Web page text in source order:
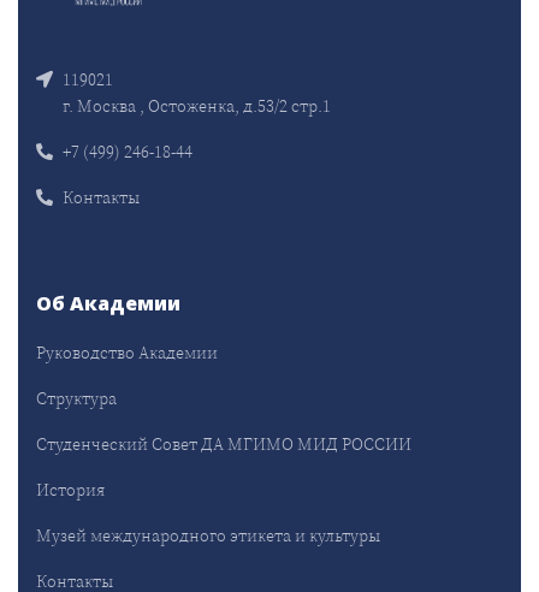
119021
г. Москва , Остоженка, д.53/2 стр.1
+7 (499) 246-18-44
Контакты
Об Академии
Руководство Академии
Структура
Студенческий Совет ДА МГИМО МИД РОССИИ
История
Музей международного этикета и культуры
Контакты